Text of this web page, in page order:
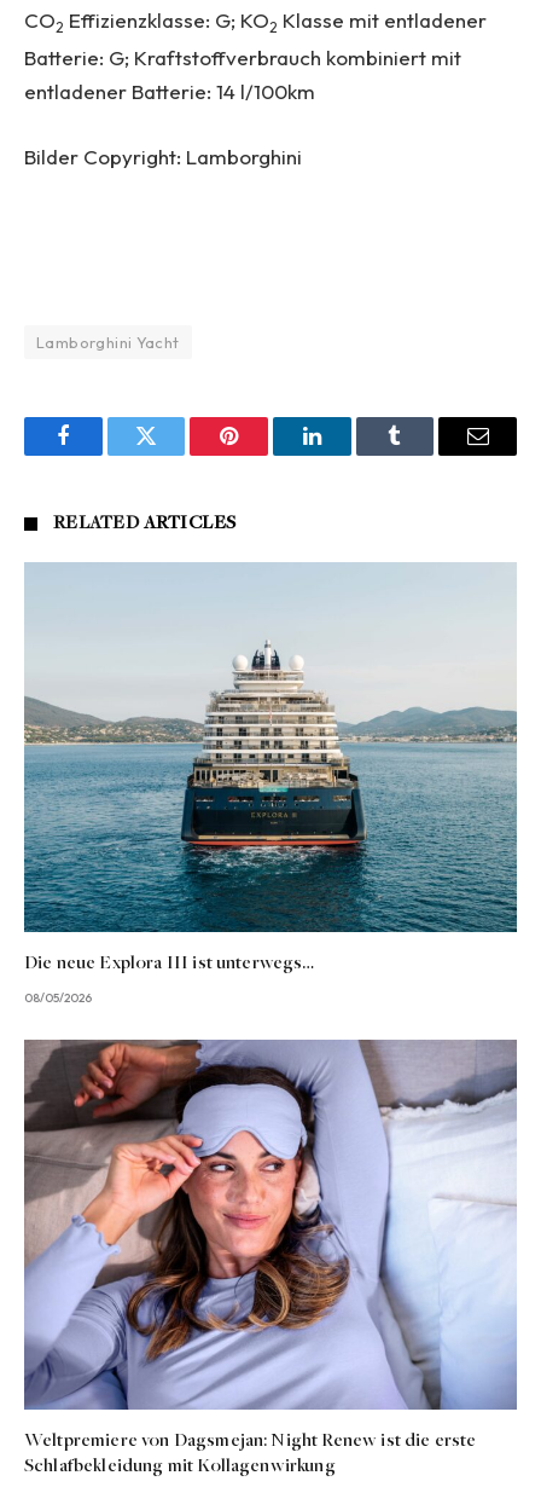
CO2 Effizienzklasse: G; KO2 Klasse mit entladener
Batterie: G; Kraftstoffverbrauch kombiniert mit
entladener Batterie: 14 l/100km
Bilder Copyright: Lamborghini
Lamborghini Yacht
FacebookTwitter Pinterest LinkedInTumblr Email
RELATEDARTICLES
Die neue Explora III ist unterwegs…
08/05/2026
Weltpremiere von Dagsmejan: Night Renew ist die erste
Schlafbekleidung mit Kollagenwirkung